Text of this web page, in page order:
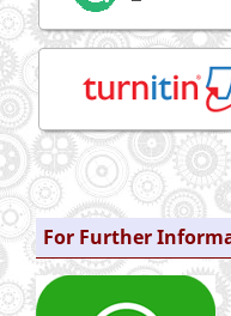
For Further